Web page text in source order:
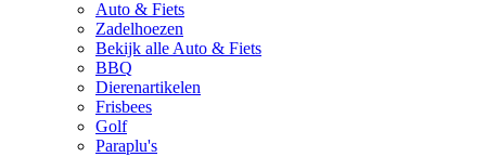
Auto & Fiets
Zadelhoezen
Bekijk alle Auto & Fiets
BBQ
Dierenartikelen
Frisbees
Golf
Paraplu's